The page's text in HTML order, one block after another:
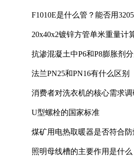
F1010E是什么管？能否用
20x40x2镀锌方管单米重量计
抗渗混凝土中P6和P8膨胀剂
法兰PN25和PN16有什么区别
消费者对洗衣机的核心需求
U型螺栓的国家标准
煤矿用电热取暖器是否符合
照明母线槽的主要作用是什么